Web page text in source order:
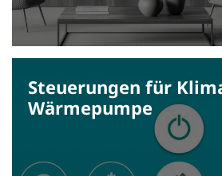
Steuerungen für
Wärme­pumpe